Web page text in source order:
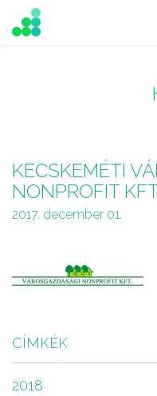
KECSKEMÉTI
NONPROFIT
2017. december 01.
CÍMKÉK
2018